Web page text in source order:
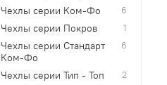
Чехлы серии Ком-Фо 6
Чехлы серии Покров 1
Чехлы серии Стандарт
Ком-Фо
6
Чехлы серии Тип - Топ 2